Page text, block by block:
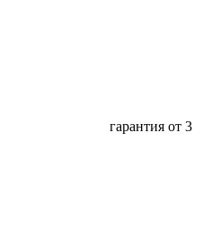
гарантия от 3